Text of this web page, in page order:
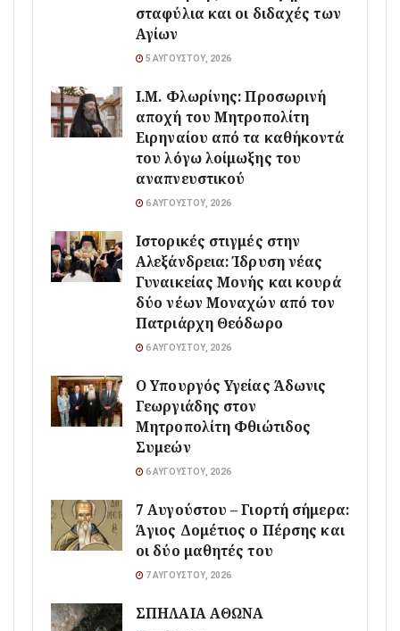
σταφύλια και οι διδαχές των
Αγίων
5 ΑΥΓΟΎΣΤΟΥ, 2026
Ι.Μ. Φλωρίνης: Προσωρινή
αποχή του Μητροπολίτη
Ειρηναίου από τα καθήκοντά
του λόγω λοίμωξης του
αναπνευστικού
6 ΑΥΓΟΎΣΤΟΥ, 2026
Ιστορικές στιγμές στην
Αλεξάνδρεια: Ίδρυση νέας
Γυναικείας Μονής και κουρά
δύο νέων Μοναχών από τον
Πατριάρχη Θεόδωρο
6 ΑΥΓΟΎΣΤΟΥ, 2026
O Υπουργός Υγείας Άδωνις
Γεωργιάδης στον
Μητροπολίτη Φθιώτιδος
Συμεών
6 ΑΥΓΟΎΣΤΟΥ, 2026
7 Αυγούστου – Γιορτή σήμερα:
Άγιος Δομέτιος ο Πέρσης και
οι δύο μαθητές του
7 ΑΥΓΟΎΣΤΟΥ, 2026
ΣΠΗΛΑΙΑ ΑΘΩΝΑ